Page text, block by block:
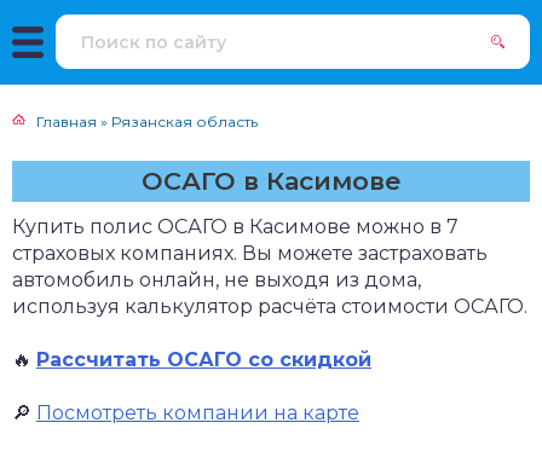
Главная » Рязанская область
ОСАГО в Касимове
Купить полис ОСАГО в Касимове можно в 7
страховых компаниях. Вы можете застраховать
автомобиль онлайн, не выходя из дома,
используя калькулятор расчёта стоимости ОСАГО.
🔥 Рассчитать ОСАГО со скидкой
🔎 Посмотреть компании на карте